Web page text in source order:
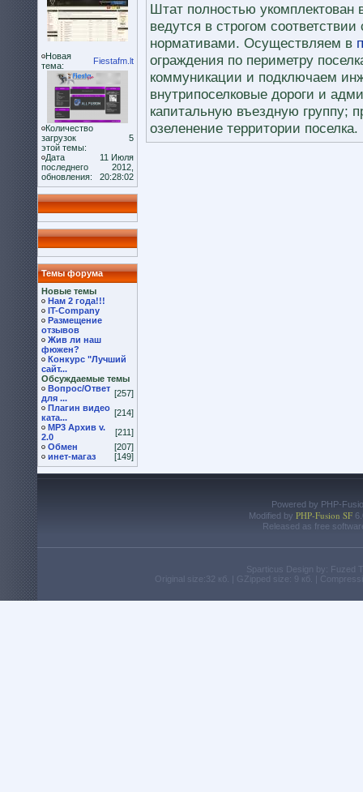
Новая
тема:
Fiestafm.lt
Количество
загрузок
этой темы:
5
Дата
последнего
обновления:
11 Июля
2012,
20:28:02
Темы форума
Новые темы
Нам 2 года!!!
IT-Company
Размещение
отзывов
Жив ли наш
фюжен?
Конкурс "Лучший
сайт...
Обсуждаемые темы
Вопрос/Ответ
для ...
[257]
Плагин видео
ката...
[214]
MP3 Архив v.
2.0
[211]
Обмен
[207]
инет-магаз
[149]
Штат полностью
ведутся в строгом
нормативами. Осуществляем в
ограждения по периметру
коммуникации и подключаем
внутрипоселковые дороги и
капитальную въездную группу;
озеленение территории поселка.
Powered by PHP-
Modified by PHP-Fusion SF
Released as free
Sparticus Design by: Fuzed
Original size:32 кб. | GZipped size: 9 кб. |